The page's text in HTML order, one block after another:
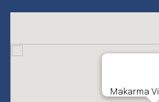
Makarma